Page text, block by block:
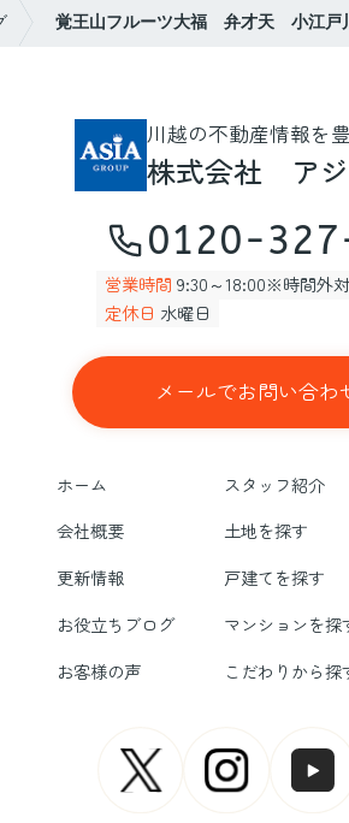
覚王山フルーツ大福 弁才天 小江戸
川越の不動産情報を
株式会社 ア
0120-
営業時間 9:30～18:00※時間外
定休日 水曜日
メールでお問い合わ
ホーム スタッフ紹介
会社概要
土地を探す
更新情報
戸建てを探す
お役立ちブログ
マンションを探
お客様の声
こだわりから探